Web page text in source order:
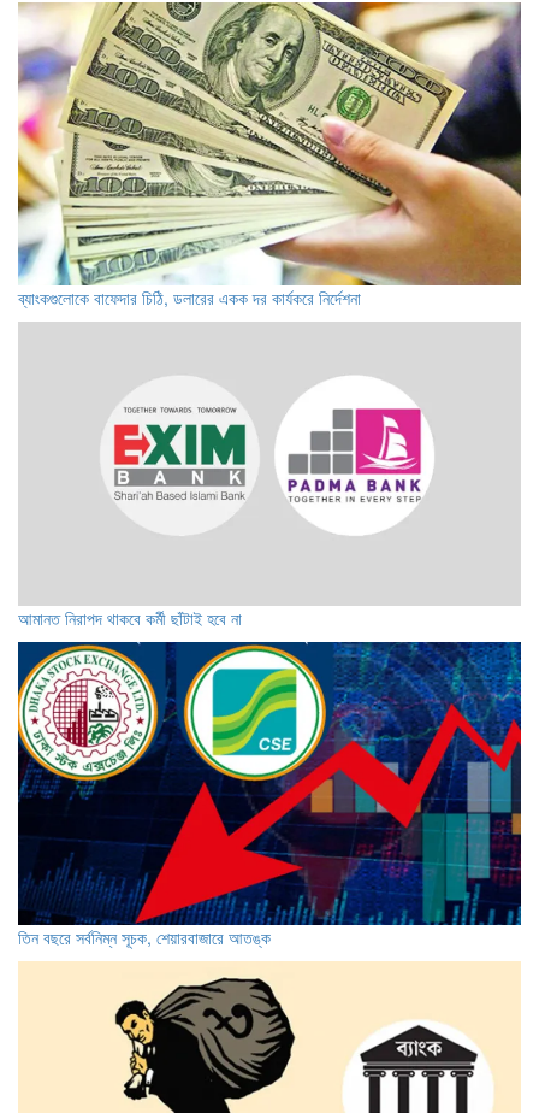
ব্যাংকগুলোকে বাফেদার চিঠি, ডলারের একক দর কার্যকরে নির্দেশনা
আমানত নিরাপদ থাকবে কর্মী ছাঁটাই হবে না
তিন বছরে সর্বনিম্ন সূচক, শেয়ারবাজারে আতঙ্ক